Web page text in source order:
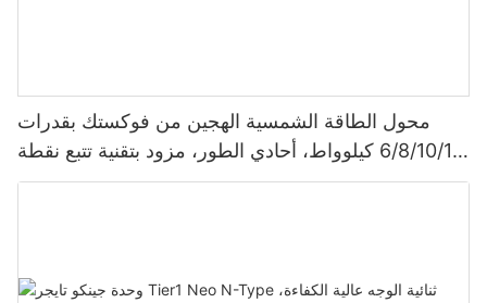
محول الطاقة الشمسية الهجين من فوكستك بقدرات
6/8/10/12 كيلوواط، أحادي الطور، مزود بتقنية تتبع نقطة
الطاقة القصوى (MPPT)، يدعم توصيل 9 وحدات بالتوازي